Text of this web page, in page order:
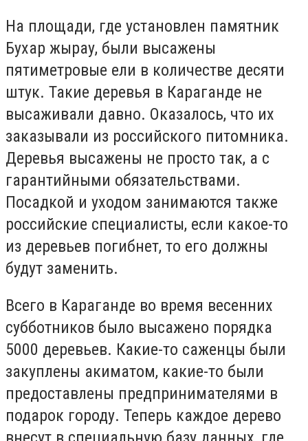
На площади, где установлен памятник
Бухар жырау, были высажены
пятиметровые ели в количестве десяти
штук. Такие деревья в Караганде не
высаживали давно. Оказалось, что их
заказывали из российского питомника.
Деревья высажены не просто так, а с
гарантийными обязательствами.
Посадкой и уходом занимаются также
российские специалисты, если какое-то
из деревьев погибнет, то его должны
будут заменить.
Всего в Караганде во время весенних
субботников было высажено порядка
5000 деревьев. Какие-то саженцы были
закуплены акиматом, какие-то были
предоставлены предпринимателями в
подарок городу. Теперь каждое дерево